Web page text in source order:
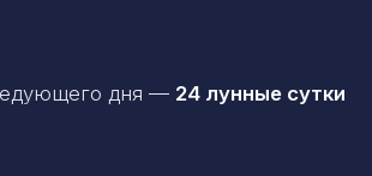
дня — 24 лунные сутки